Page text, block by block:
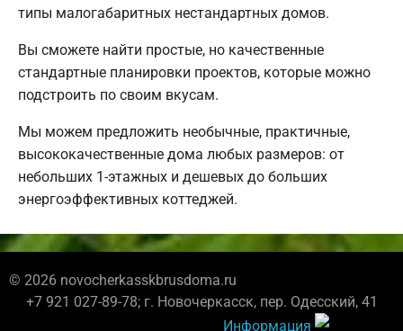
типы малогабаритных нестандартных домов.
Вы сможете найти простые, но качественные
стандартные планировки проектов, которые можно
подстроить по своим вкусам.
Мы можем предложить необычные, практичные,
высококачественные дома любых размеров: от
небольших 1-этажных и дешевых до больших
энергоэффективных коттеджей.
© 2026 novocherkasskbrusdoma.ru
+7 921 027-89-78; г. Новочеркасск, пер. Одесский, 41
Информация